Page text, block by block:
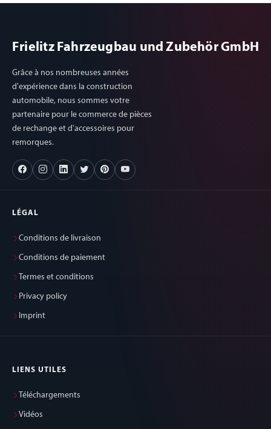
Frielitz Fahrzeugbau und Zubehör GmbH
Grâce à nos nombreuses années
d'expérience dans la construction
automobile, nous sommes votre
partenaire pour le commerce de pièces
de rechange et d'accessoires pour
remorques.
LÉGAL
Conditions de livraison
Conditions de paiement
Termes et conditions
Privacy policy
Imprint
LIENS UTILES
Téléchargements
Vidéos